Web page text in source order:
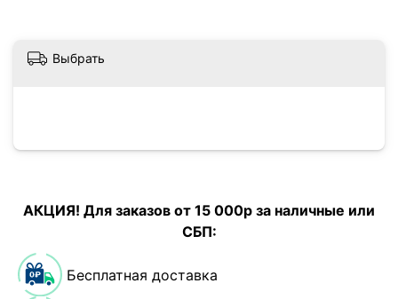
Выбрать
АКЦИЯ! Для заказов от 15 000р за наличные или
СБП:
Бесплатная доставка